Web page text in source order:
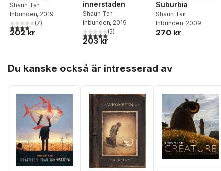
Shaun Tan
Inbunden, 2019
4,1utav 5 stjärnor. Totalt antal röster:
(7)
202 kr
innerstaden
Shaun Tan
Inbunden, 2019
5,0utav 5 stjärnor. Totalt antal röster:
(5)
203 kr
Suburbia
Shaun Tan
Inbunden, 2009
270 kr
Du kanske också är intresserad av